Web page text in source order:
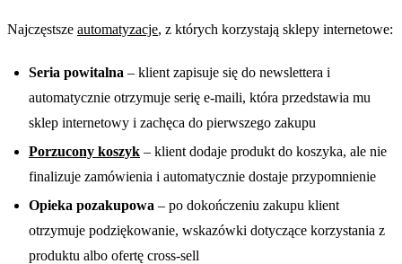
Najczęstsze automatyzacje, z których korzystają sklepy internetowe:
Seria powitalna – klient zapisuje się do newslettera i
automatycznie otrzymuje serię e-maili, która przedstawia mu
sklep internetowy i zachęca do pierwszego zakupu
Porzucony koszyk – klient dodaje produkt do koszyka, ale nie
finalizuje zamówienia i automatycznie dostaje przypomnienie
Opieka pozakupowa – po dokończeniu zakupu klient
otrzymuje podziękowanie, wskazówki dotyczące korzystania z
produktu albo ofertę cross-sell